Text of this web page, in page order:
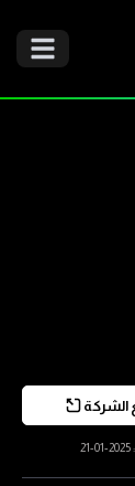
الشركة